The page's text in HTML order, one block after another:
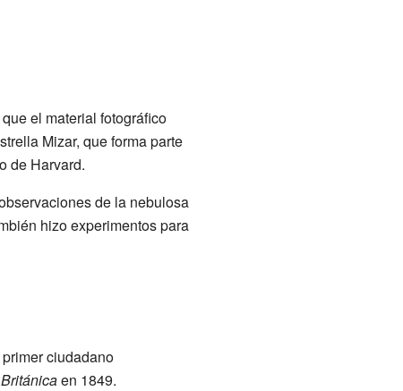
el material fotográfico
Mizar, que forma parte
de Harvard.
de la nebulosa
hizo experimentos para
ciudadano
en 1849.